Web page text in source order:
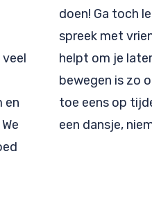
en
doen! Ga toch
spreek met
helpt om je
bewegen is zo
toe eens op
een dansje,